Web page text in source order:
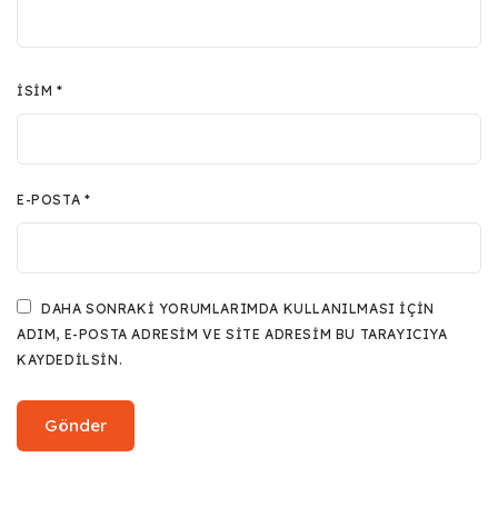
İSIM*
E-POSTA *
DAHA SONRAKI YORUMLARIMDA KULLANILMASI IÇIN
ADIM, E-POSTA ADRESIM VE SITE ADRESIM BU TARAYICIYA
KAYDEDILSIN.